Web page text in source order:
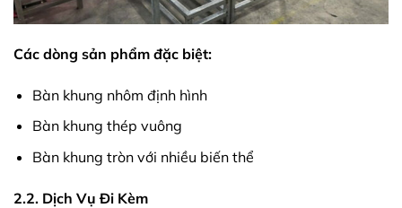
Các dòng sản phẩm đặc biệt:
Bàn khung nhôm định hình
Bàn khung thép vuông
Bàn khung tròn với nhiều biến thể
2.2. Dịch Vụ Đi Kèm